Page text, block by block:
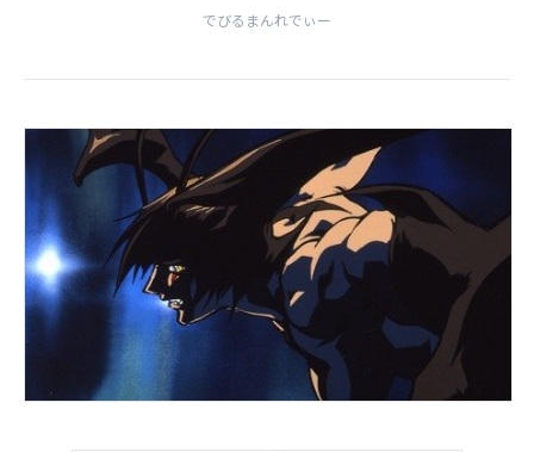
でびるまんれでぃー